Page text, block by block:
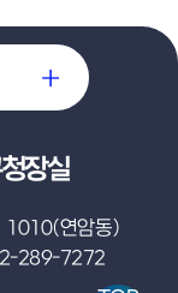
장실
1010(연암동)
289-7272